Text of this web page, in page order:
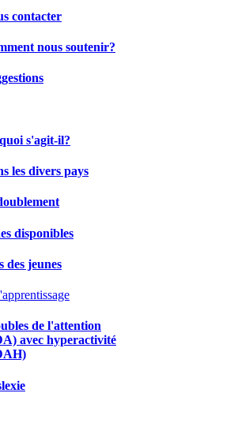
contacter
nous soutenir?
s'agit-il?
les divers pays
disponibles
des jeunes
de l'attention
avec hyperactivité